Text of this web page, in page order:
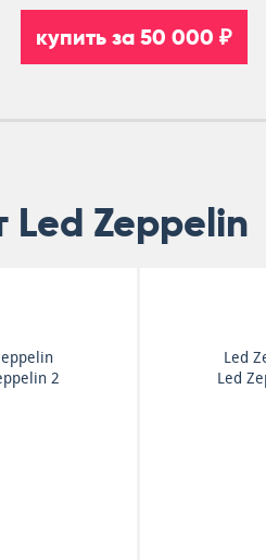
купить за 50 000 ₽
Led Zeppelin
2
Led
Led